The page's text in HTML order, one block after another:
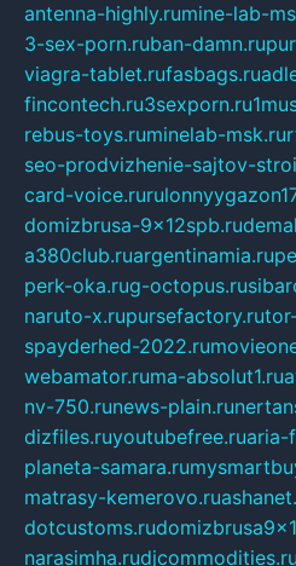
antenna-highly.rumine-lab-
3-sex-porn.ruban-damn.ru
viagra-tablet.rufasbags.ru
fincontech.ru3sexporn.ru
rebus-toys.ruminelab-msk.ru
seo-prodvizhenie-sajtov-
card-voice.ru
domizbrusa-9x12spb.ru
a380club.ruargentinamia.ru
perk-oka.rug-octopus.ru
naruto-x.rupursefactory.ru
spayderhed-2022.ru
webamator.ruma-absolut1.ru
nv-750.runews-plain.ru
dizfiles.ruyoutubefree.ruaria-
planeta-samara.ru
matrasy-kemerovo.ru
dotcustoms.ru
narasimha.rudjcommodities.ru